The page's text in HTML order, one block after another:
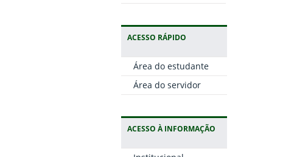
ACESSO RÁPIDO
Área do estudante
Área do servidor
ACESSO À INFORMAÇÃO